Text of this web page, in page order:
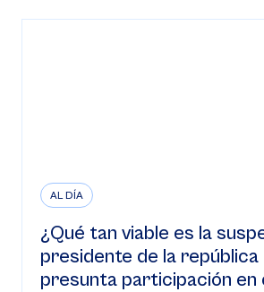
AL DÍA
¿Qué tan viable es la
presidente de la
presunta participación en